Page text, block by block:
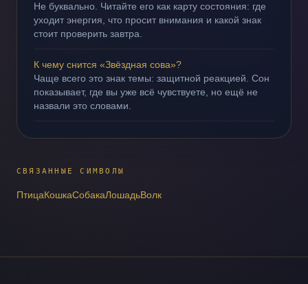
Не буквально. Читайте его как карту состояния: где
уходит энергия, что просит внимания и какой знак
стоит проверить завтра.
К чему снится «Звёздная сова»?
Чаще всего это знак темы: защитной реакцией. Сон
показывает, где вы уже всё чувствуете, но ещё не
назвали это словами.
СВЯЗАННЫЕ СИМВОЛЫ
ПтицаКошкаСобакаЛошадьВолк